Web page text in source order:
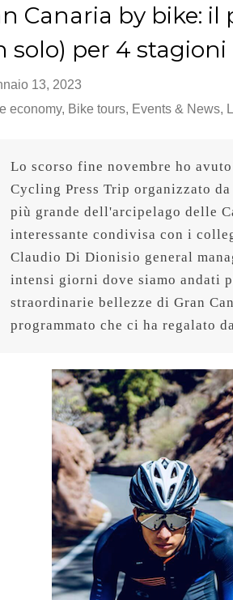
Canaria by bike: il
solo) per 4 stagioni
13, 2023
economy, Bike tours, Events & News,
Lo scorso fine novembre ho
Cycling Press Trip organizzato da
più grande dell'arcipelago delle
interessante condivisa con i
Claudio Di Dionisio general
intensi giorni dove siamo andati
straordinarie bellezze di Gran
programmato che ci ha regalato